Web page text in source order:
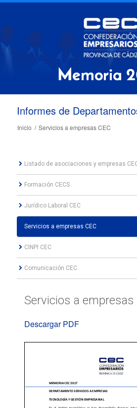
Informes de
Inicio / Servicios a empresas CEC
Listado de asociaciones y empresas
Formación CECS
Jurídico Laboral CEC
Servicios a empresas CEC
CINPI CEC
Comunicación CEC
Servicios a empresas
Descargar PDF